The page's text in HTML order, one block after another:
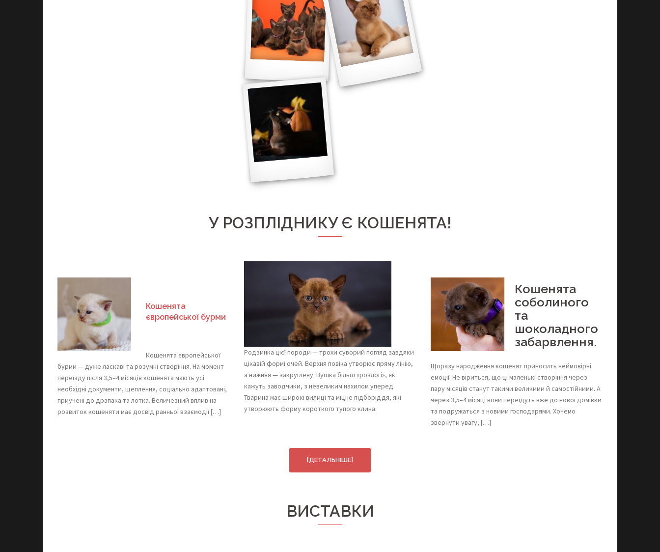
У РОЗПЛІДНИКУ Є КОШЕНЯТА!
Кошенята
європейської бурми
Кошенята європейської
бурми — дуже ласкаві та розумні створіння. На момент
переїзду після 3,5–4 місяців кошенята мають усі
необхідні документи, щеплення, соціально адаптовані,
приучені до драпака та лотка. Величезний вплив на
розвиток кошеняти має досвід ранньої взаємодії […]
Родзинка цієї породи — трохи суворий погляд завдяки
цікавій формі очей. Верхня повіка утворює пряму лінію,
а нижняя — закруглену. Вушка більш «розлогі», як
кажуть заводчики, з невеликим нахилом уперед.
Тварина має широкі вилиці та міцне підборіддя, які
утворюють форму короткого тупого клина.
Кошенята
соболиного
та
шоколадного
забарвлення.
Щоразу народження кошенят приносить неймовірні
емоції. Не віриться, що ці маленькі створіння через
пару місяців станут такими великими й самостійними. А
через 3,5–4 місяці вони переїдуть вже до нової домівки
та подружаться з новими господарями. Хочемо
звернути увагу, […]
[ДЕТАЛЬНІШЕ]
ВИСТАВКИ